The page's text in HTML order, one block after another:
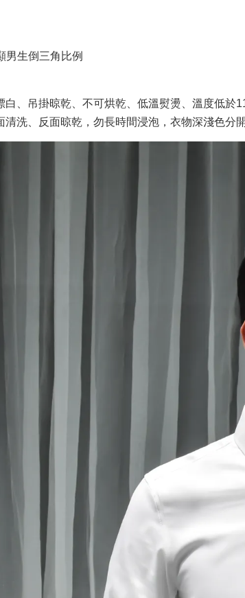
男生倒三角比例
、吊掛晾乾、不可烘乾、低溫熨燙、溫度低
洗、反面晾乾，勿長時間浸泡，衣物深淺色分